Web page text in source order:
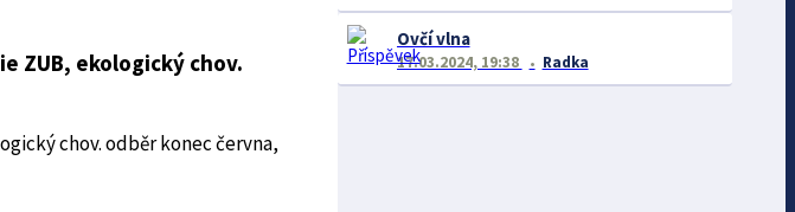
ZUB, ekologický chov.
chov. odběr konec června,
Ovčí vlna
17.03.2024, 19:38 Radka